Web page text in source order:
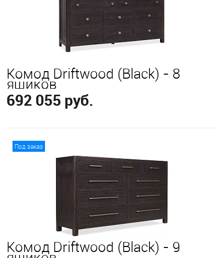
Комод Driftwood (Black) - 8
ящиков
692 055 руб.
Под заказ
Комод Driftwood (Black) - 9